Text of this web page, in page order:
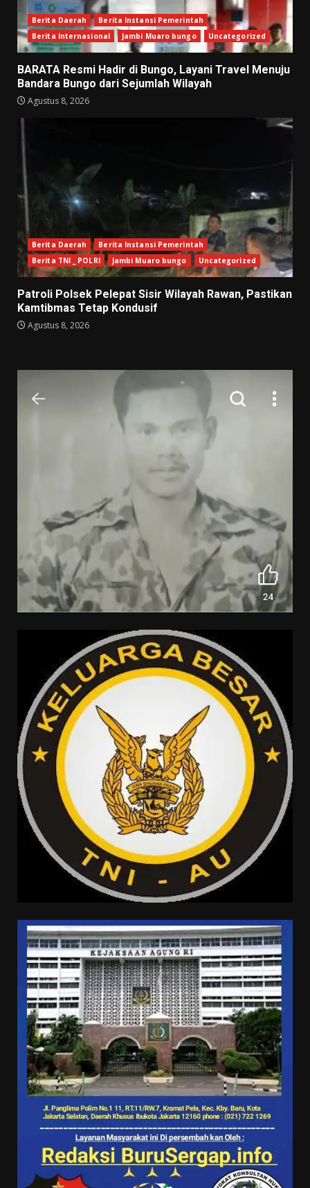
Berita Daerah
Berita Instansi Pemerintah
Berita Internasional
Jambi Muaro bungo Uncategorized
BARATA Resmi Hadir di Bungo, Layani Travel Menuju
Bandara Bungo dari Sejumlah Wilayah
Agustus 8, 2026
Berita Daerah
Berita Instansi Pemerintah
Berita TNI _ POLRI
Jambi Muaro bungo Uncategorized
Patroli Polsek Pelepat Sisir Wilayah Rawan, Pastikan
Kamtibmas Tetap Kondusif
Agustus 8, 2026